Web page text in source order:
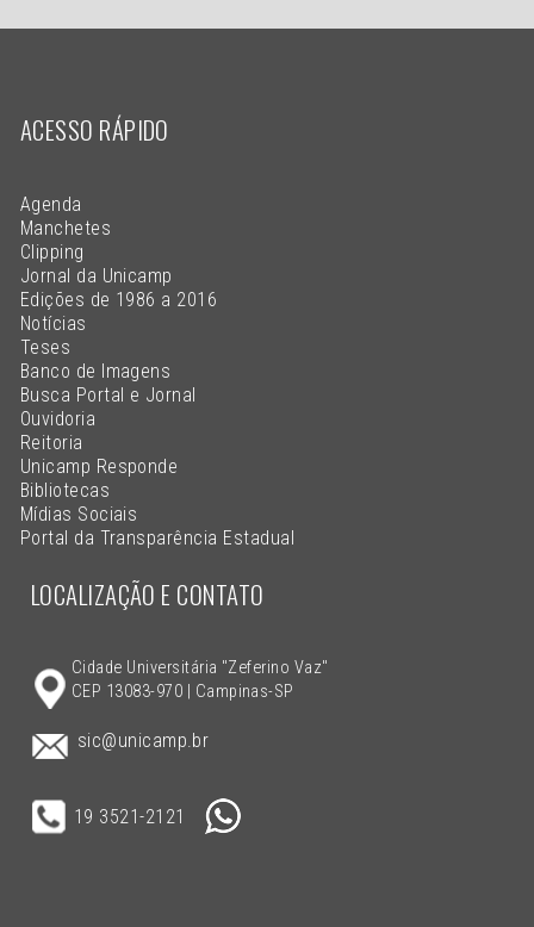
ACESSO RÁPIDO
Agenda
Manchetes
Clipping
Jornal da Unicamp
Edições de 1986 a 2016
Notícias
Teses
Banco de Imagens
Busca Portal e Jornal
Ouvidoria
Reitoria
Unicamp Responde
Bibliotecas
Mídias Sociais
Portal da Transparência Estadual
LOCALIZAÇÃO E CONTATO
Cidade Universitária "Zeferino Vaz"
CEP 13083-970 | Campinas-SP
sic@unicamp.br
19 3521-2121